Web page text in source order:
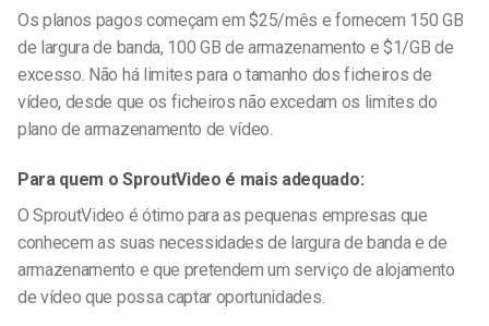
Os planos pagos começam em $25/mês e fornecem 150 GB
de largura de banda, 100 GB de armazenamento e $1/GB de
excesso. Não há limites para o tamanho dos ficheiros de
vídeo, desde que os ficheiros não excedam os limites do
plano de armazenamento de vídeo.
Para quem o SproutVideo é mais adequado:
O SproutVideo é ótimo para as pequenas empresas que
conhecem as suas necessidades de largura de banda e de
armazenamento e que pretendem um serviço de alojamento
de vídeo que possa captar oportunidades.